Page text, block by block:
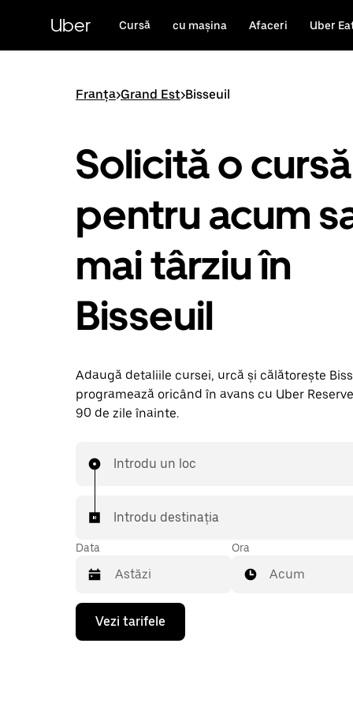
conținutul
principal
Uber Cursă cu mașina Afaceri Uber
Franța>Grand Est>Bisseuil
Solicită o cursă
pentru acum
mai târziu în
Bisseuil
Adaugă detaliile cursei, urcă și călătorește
programează oricând în avans cu Uber
90 de zile înainte.
Introdu un loc
Introdu destinația
Data
Pentru
deschide
Ora
Acum
Vezi tarifele